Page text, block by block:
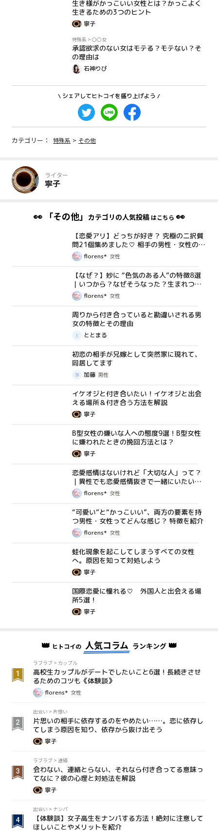
生き様がかっこいい女性とは？かっこよく
生きるための3つのヒント
寧子
特殊系 > 〇〇女
承認欲求のない女はモテる？モテない？そ
の理由は
石神りぴ
\ シェアしてヒトコイを盛り上げよう /
カテゴリー： 特殊系 > その他
ライター
寧子
👀 「その他」 カテゴリの人気投稿はこちら 👀
【恋愛アリ】どっちが好き？ 究極の二択質
問21個集めました♡ 相手の男性・女性の気
持ちが分かるかも！？
florens* 女性
【なぜ？】妙に “色気のある人”の特徴8選
｜いつから？なぜそうなった？生まれつ
き？florens* 女性
周りから付き合っていると勘違いされる男
女の特徴とその理由
ととまる
初恋の相手が兄嫁として突然家に現れて、
同居してます
加藤 男性
イケオジと付き合いたい！イケオジと出会
える場所＆付き合う方法を解説
寧子
B型女性の嫌いな人への態度9選！B型女性
に嫌われたときの挽回方法とは？
寧子
恋愛感情はないけれど「大切な人」って？
｜異性でも恋愛感情抜きで一緒にいたい、
特別だと思える人について考察！
florens* 女性
“可愛い”と“かっこいい”、両方の要素を持
つ男性・女性ってどんな感じ？ 特徴を紹介
florens* 女性
蛙化現象を起こしてしまうすべての女性
へ。原因を知って対処しよう
寧子
国際恋愛に憧れる♡ 外国人と出会える場
所5選！
寧子
👑 ヒトコイの 人気コラム ランキング👑
ラブラブ > カップル
高校生カップルがデートでしたいこと6選！長続きさせ
るためのコツも《体験談》
florens* 女性
出会い > 片想い
片思いの相手に依存するのをやめたい……。恋に依存し
てしまう原因を知り、依存から抜け出そう
寧子
ラブラブ > 連絡
会わない、連絡とらない、それなら付き合ってる意味っ
てなに？彼の心理と対処法を解説
寧子
出会い > ナンパ
【体験談】女子高生をナンパする方法！絶対に注意して
ほしいことやメリットを紹介